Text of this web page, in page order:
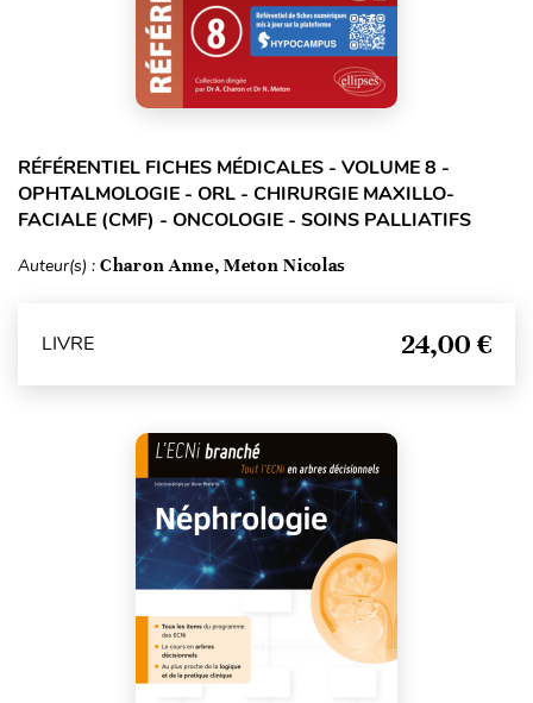
RÉFÉRENTIEL FICHES MÉDICALES - VOLUME 8 -
OPHTALMOLOGIE - ORL - CHIRURGIE MAXILLO-
FACIALE (CMF) - ONCOLOGIE - SOINS PALLIATIFS
Auteur(s) : Charon Anne, Meton Nicolas
LIVRE 24,00 €